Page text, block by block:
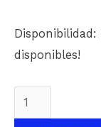
Disponibilidad:
disponibles!
Tinte
Tahe